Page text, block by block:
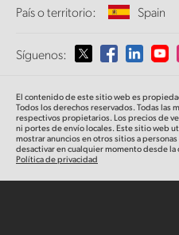
Conversión de formatos
Supervisión
Almacenamiento en redes
Direccionamiento y distribución
Transmisión y codificación
Perfil empresarial
Medios
País o territorio: Spain
Selecciona un país o
Australia
Austria
Síguenos:
El contenido de este sitio web es
Todos los derechos reservados. Todas las
respectivos propietarios. Los precios de
ni portes de envío locales. Este sitio web
mostrar anuncios en otros sitios a
desactivar en cualquier momento desde
Política de privacidad